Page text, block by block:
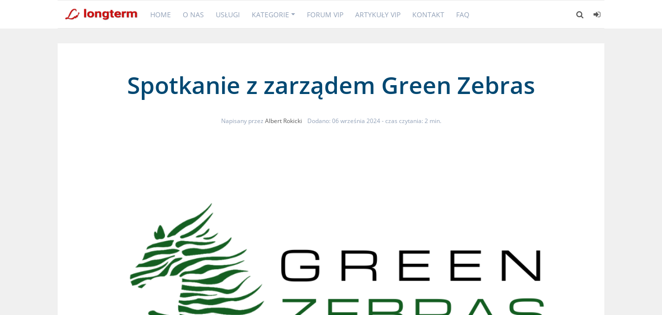
HOME O NAS USŁUGI KATEGORIE FORUM VIP ARTYKUŁY VIP KONTAKT FAQ
Spotkanie z zarządem Green Zebras
Napisany przez Albert Rokicki Dodano: 06 września 2024 - czas czytania: 2 min.